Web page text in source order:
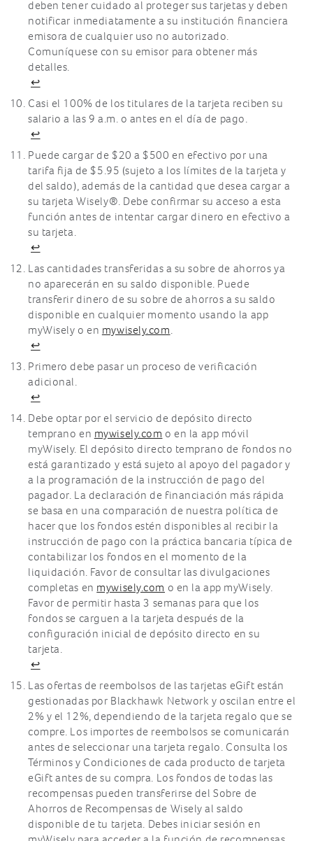
deben tener cuidado al proteger sus tarjetas y deben
notificar inmediatamente a su institución financiera
emisora de cualquier uso no autorizado.
Comuníquese con su emisor para obtener más
detalles.
↩
Casi el 100% de los titulares de la tarjeta reciben su
salario a las 9 a.m. o antes en el día de pago.
↩
Puede cargar de $20 a $500 en efectivo por una
tarifa fija de $5.95 (sujeto a los límites de la tarjeta y
del saldo), además de la cantidad que desea cargar a
su tarjeta Wisely®. Debe confirmar su acceso a esta
función antes de intentar cargar dinero en efectivo a
su tarjeta.
↩
Las cantidades transferidas a su sobre de ahorros ya
no aparecerán en su saldo disponible. Puede
transferir dinero de su sobre de ahorros a su saldo
disponible en cualquier momento usando la app
myWisely o en mywisely.com.
↩
Primero debe pasar un proceso de verificación
adicional.
↩
Debe optar por el servicio de depósito directo
temprano en mywisely.com o en la app móvil
myWisely. El depósito directo temprano de fondos no
está garantizado y está sujeto al apoyo del pagador y
a la programación de la instrucción de pago del
pagador. La declaración de financiación más rápida
se basa en una comparación de nuestra política de
hacer que los fondos estén disponibles al recibir la
instrucción de pago con la práctica bancaria típica de
contabilizar los fondos en el momento de la
liquidación. Favor de consultar las divulgaciones
completas en mywisely.com o en la app myWisely.
Favor de permitir hasta 3 semanas para que los
fondos se carguen a la tarjeta después de la
configuración inicial de depósito directo en su
tarjeta.
↩
Las ofertas de reembolsos de las tarjetas eGift están
gestionadas por Blackhawk Network y oscilan entre el
2% y el 12%, dependiendo de la tarjeta regalo que se
compre. Los importes de reembolsos se comunicarán
antes de seleccionar una tarjeta regalo. Consulta los
Términos y Condiciones de cada producto de tarjeta
eGift antes de su compra. Los fondos de todas las
recompensas pueden transferirse del Sobre de
Ahorros de Recompensas de Wisely al saldo
disponible de tu tarjeta. Debes iniciar sesión en